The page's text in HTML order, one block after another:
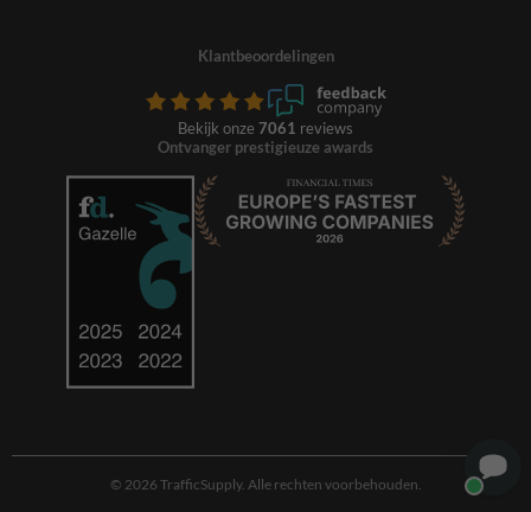
Klantbeoordelingen
Bekijk onze 7061 reviews
Ontvanger prestigieuze awards
© 2026 TrafficSupply. Alle rechten voorbehouden.